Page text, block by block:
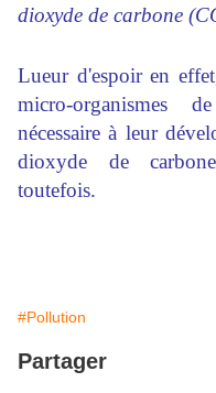
dioxyde de carbone
Lueur d'espoir en
micro-organismes
nécessaire à leur
dioxyde de
toutefois.
#Pollution
Partager